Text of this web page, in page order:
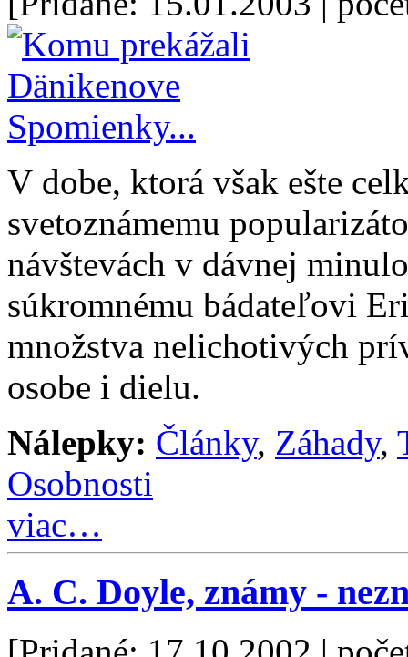
V dobe, ktorá však ešte
svetoznámemu
návštevách v dávnej
súkromnému bádateľovi
množstva nelichotivých
osobe i dielu.
Nálepky: Články, Záhady,
Osobnosti
viac…
A. C. Doyle, známy -